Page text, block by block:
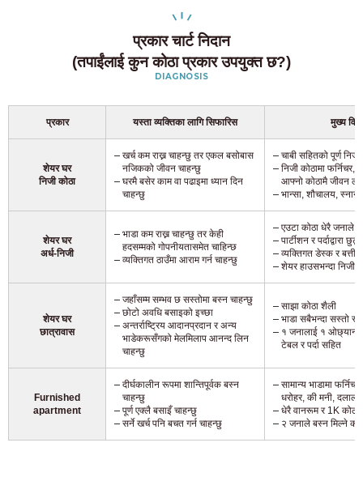
प्रकार चार्ट निदान
(तपाईंलाई कुन कोठा प्रकार उपयुक्त छ?)
DIAGNOSIS
प्रकार यस्ता व्यक्तिका लागि सिफारिस मुख्य
शेयर घर
निजी कोठा
खर्च कम राख्न चाहन्छु तर एकल बसोबास
नजिकको जीवन चाहन्छु
घरमै बसेर काम वा पढाइमा ध्यान दिन
चाहन्छु
चाबी सहितको पूर्ण निजी
निजी कोठामा
आफ्नो कोठामै जीवन
भान्सा, शौचालय,
शेयर घर
अर्ध-निजी
भाडा कम राख्न चाहन्छु तर केही
हदसम्मको गोपनीयतासमेत चाहिन्छ
व्यक्तिगत ठाउँमा आराम गर्न चाहन्छु
एउटा कोठा धेरै जनाले
पार्टीशन र पर्दाद्वारा
व्यक्तिगत डेस्क र बत्ती
शेयर हाउसभन्दा निजी
शेयर घर
छात्रावास
जहाँसम्म सम्भव छ सस्तोमा बस्न चाहन्छु
छोटो अवधि बसाइको इच्छा
अन्तर्राष्ट्रिय आदानप्रदान र अन्य
भाडेकरूसँगको मेलमिलाप आनन्द लिन
चाहन्छु
साझा कोठा शैली
भाडा सबैभन्दा सस्तो
१ जनालाई १ ओछ्यान,
टेबल र पर्दा सहित
Furnished
apartment
दीर्घकालीन रूपमा शान्तिपूर्वक बस्न
चाहन्छु
पूर्ण एक्लै बसाइँ चाहन्छु
सर्ने खर्च पनि बचत गर्न चाहन्छु
सामान्य भाडामा
धरोहर, की मनी,
धेरै वानरूम र 1K
२ जनाले बस्न मिल्ने